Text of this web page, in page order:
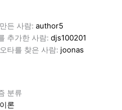
든 사람: author5
추가한 사람: djs100201
타를 찾은 사람: joonas
분류
론